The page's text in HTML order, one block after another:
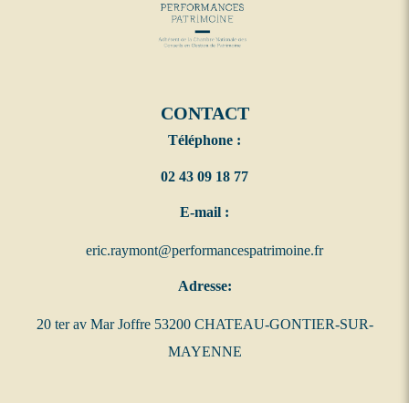
CONTACT
Téléphone :
02 43 09 18 77
E-mail :
eric.raymont@performancespatrimoine.fr
Adresse:
20 ter av Mar Joffre 53200 CHATEAU-GONTIER-SUR-
MAYENNE